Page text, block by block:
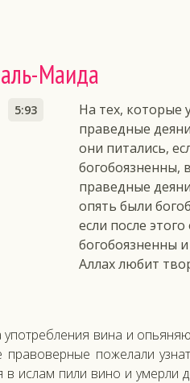
Маида
5:93
На тех, которые
праведные
они питались,
богобоязненны,
праведные
опять были
если после
богобоязненны
Аллах любит
упот­ребле­ния ви­на и
пра­вовер­ные по­жела­ли
ис­лам пи­ли ви­но и умер­ли